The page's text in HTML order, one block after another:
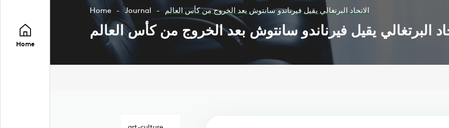
Home
Home Journal الاتحاد البرتغالي يقيل فيرناندو سانتوش بعد الخروج من كأس العالم
البرتغالي يقيل فيرناندو سانتوش بعد الخروج من كأس العالم